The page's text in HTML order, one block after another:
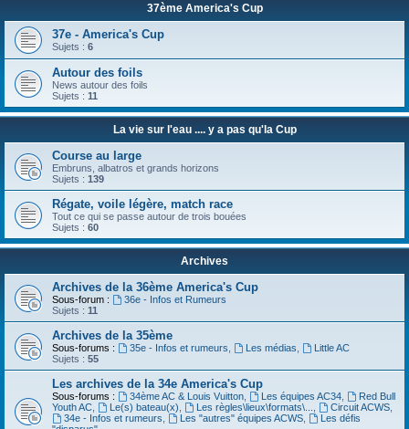
37ème America's Cup
37e - America's Cup
Sujets : 6
Autour des foils
News autour des foils
Sujets : 11
La vie sur l'eau .... y a pas qu'la Cup
Course au large
Embruns, albatros et grands horizons
Sujets : 139
Régate, voile légère, match race
Tout ce qui se passe autour de trois bouées
Sujets : 60
Archives
Archives de la 36ème America's Cup
Sous-forum :
36e - Infos et Rumeurs
Sujets : 11
Archives de la 35ème
Sous-forums : 35e - Infos et rumeurs, Les médias,
Little AC
Sujets : 55
Les archives de la 34e America's Cup
Sous-forums : 34ème AC & Louis Vuitton, Les équipes AC34,
Red Bull
Youth AC, Le(s) bateau(x), Les règles\lieux\formats\..., Circuit ACWS,
34e - Infos et rumeurs, Les "autres" équipes ACWS,
Les défis